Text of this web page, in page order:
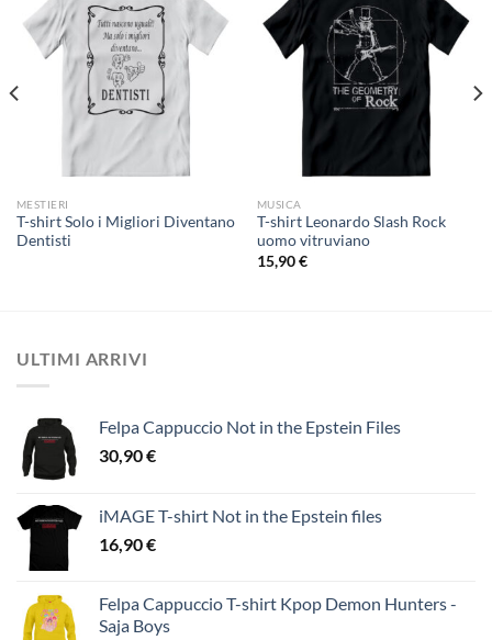
MESTIERI
T-shirt Solo i Migliori Diventano
Dentisti
MUSICA
T-shirt Leonardo Slash Rock
uomo vitruviano
15,90€
ULTIMI ARRIVI
Felpa Cappuccio Not in the Epstein Files
30,90€
iMAGE T-shirt Not in the Epstein files
16,90€
Felpa Cappuccio T-shirt Kpop Demon Hunters -
Saja Boys